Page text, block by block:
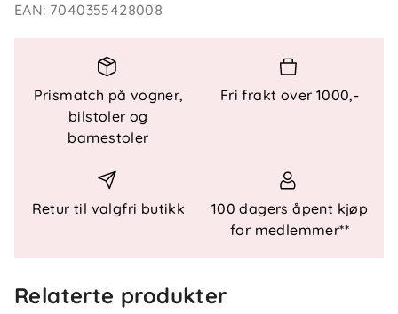
armer til badebaljen.
Egenskaper og bruk
Tilpasset barnets naturlige form og bevegelser
Kan brukes fra fødsel og opptil ca. 8 måneder
Kompatibel med både Flexi Bath og Flexi Bath
Laget i slitesterkt, vannavstøtende materiale
EAN: 7040355428008
Prismatch på vogner,
bilstoler og
barnestoler
Fri frakt over 1000,-
Retur til valgfri butikk
100 dagers åpent kjøp
for medlemmer**
Relaterte produkter